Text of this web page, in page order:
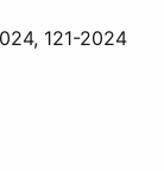
121-2024